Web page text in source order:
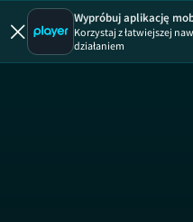
Wypróbuj aplikację
Korzystaj z łatwiejszej
działaniem